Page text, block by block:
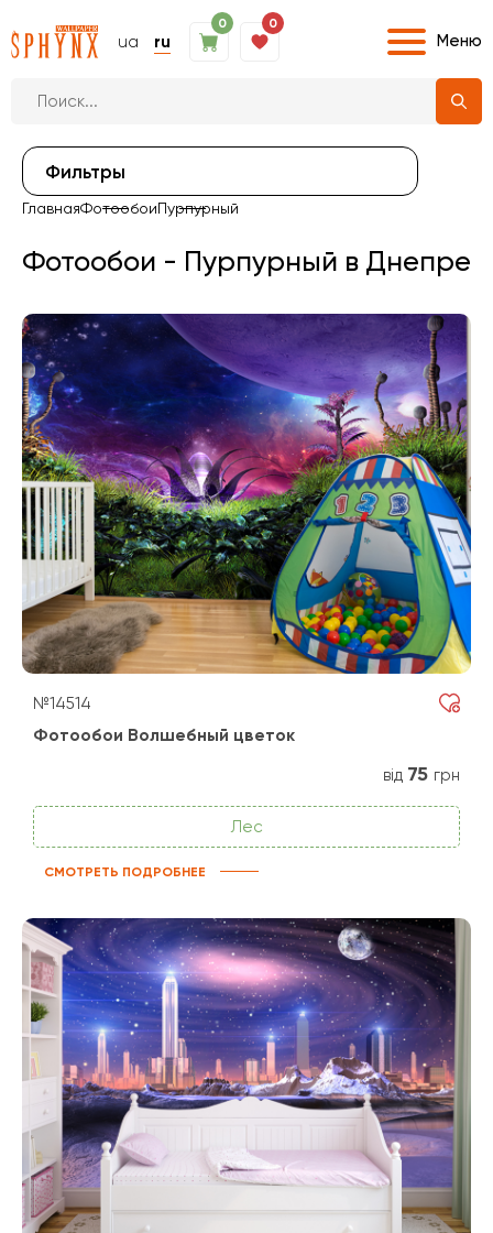
ua ru
0 0
Меню
Фильтры
ГлавнаяФотообоиПурпурный
Фотообои - Пурпурный в Днепре
№14514
Фотообои Волшебный цветок
від 75 грн
Лес
СМОТРЕТЬ ПОДРОБНЕЕ